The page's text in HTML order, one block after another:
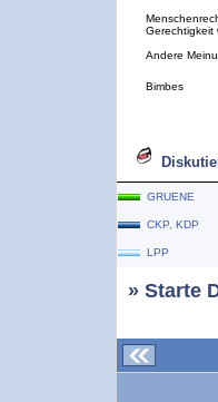
Gerechtigkeit
Andere
Bimbes
GRUENE
CKP, KDP
LPP
» Starte